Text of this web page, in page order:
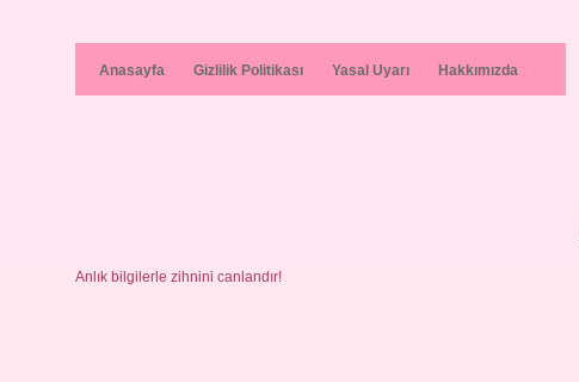
Anasayfa Gizlilik Politikası Yasal Uyarı Hakkımızda
Anlık bilgilerle zihnini canlandır!